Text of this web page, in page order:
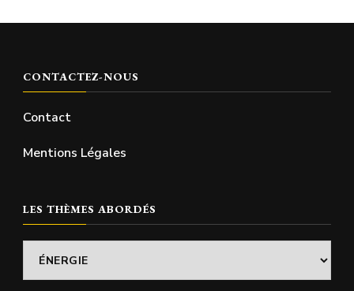
CONTACTEZ-NOUS
Contact
Mentions Légales
LES THÈMES ABORDÉS
Les
thèmes